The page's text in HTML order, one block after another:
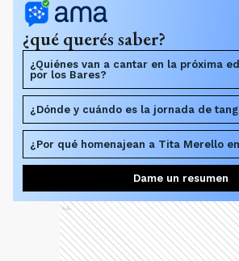
¿qué querés saber?
¿Quiénes van a cantar en la próxima
por los Bares?
¿Dónde y cuándo es la jornada de
¿Por qué homenajean a Tita Merello
Dame un resumen
Ads